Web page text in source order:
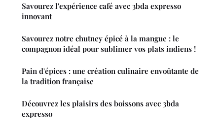
Savourez l'expérience café avec 3bda expresso
innovant
Savourez notre chutney épicé à la mangue : le
compagnon idéal pour sublimer vos plats indiens !
Pain d'épices : une création culinaire envoûtante de
la tradition française
Découvrez les plaisirs des boissons avec 3bda
expresso